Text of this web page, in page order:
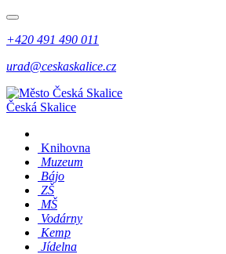
+420 491 490 011
urad@ceskaskalice.cz
Česká Skalice
Knihovna
Muzeum
Bájo
ZŠ
MŠ
Vodárny
Kemp
Jídelna